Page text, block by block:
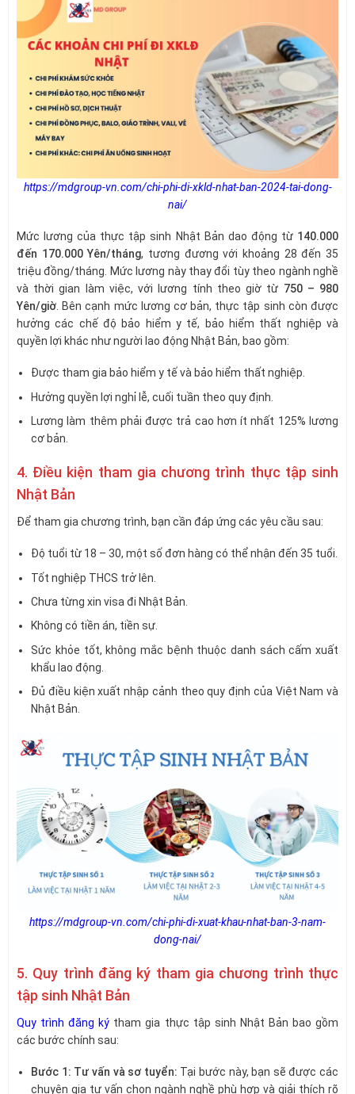
https://mdgroup-vn.com/chi-phi-di-xkld-nhat-ban-2024-tai-dong-
nai/
Mức lương của thực tập sinh Nhật Bản dao động từ 140.000
đến 170.000 Yên/tháng, tương đương với khoảng 28 đến 35
triệu đồng/tháng. Mức lương này thay đổi tùy theo ngành nghề
và thời gian làm việc, với lương tính theo giờ từ 750 – 980
Yên/giờ . Bên cạnh mức lương cơ bản, thực tập sinh còn được
hưởng các chế độ bảo hiểm y tế, bảo hiểm thất nghiệp và
quyền lợi khác như người lao động Nhật Bản, bao gồm:
Được tham gia bảo hiểm y tế và bảo hiểm thất nghiệp.
Hưởng quyền lợi nghỉ lễ, cuối tuần theo quy định.
Lương làm thêm phải được trả cao hơn ít nhất 125% lương
cơ bản.
4. Điều kiện tham gia chương trình thực tập sinh
Nhật Bản
Để tham gia chương trình, bạn cần đáp ứng các yêu cầu sau:
Độ tuổi từ 18 – 30, một số đơn hàng có thể nhận đến 35 tuổi.
Tốt nghiệp THCS trở lên.
Chưa từng xin visa đi Nhật Bản.
Không có tiền án, tiền sự.
Sức khỏe tốt, không mắc bệnh thuộc danh sách cấm xuất
khẩu lao động.
Đủ điều kiện xuất nhập cảnh theo quy định của Việt Nam và
Nhật Bản.
https://mdgroup-vn.com/chi-phi-di-xuat-khau-nhat-ban-3-nam-
dong-nai/
5. Quy trình đăng ký tham gia chương trình thực
tập sinh Nhật Bản
Quy trình đăng ký tham gia thực tập sinh Nhật Bản bao gồm
các bước chính sau:
Bước 1: Tư vấn và sơ tuyển: Tại bước này, bạn sẽ được các
chuyên gia tư vấn chọn ngành nghề phù hợp và giải thích rõ